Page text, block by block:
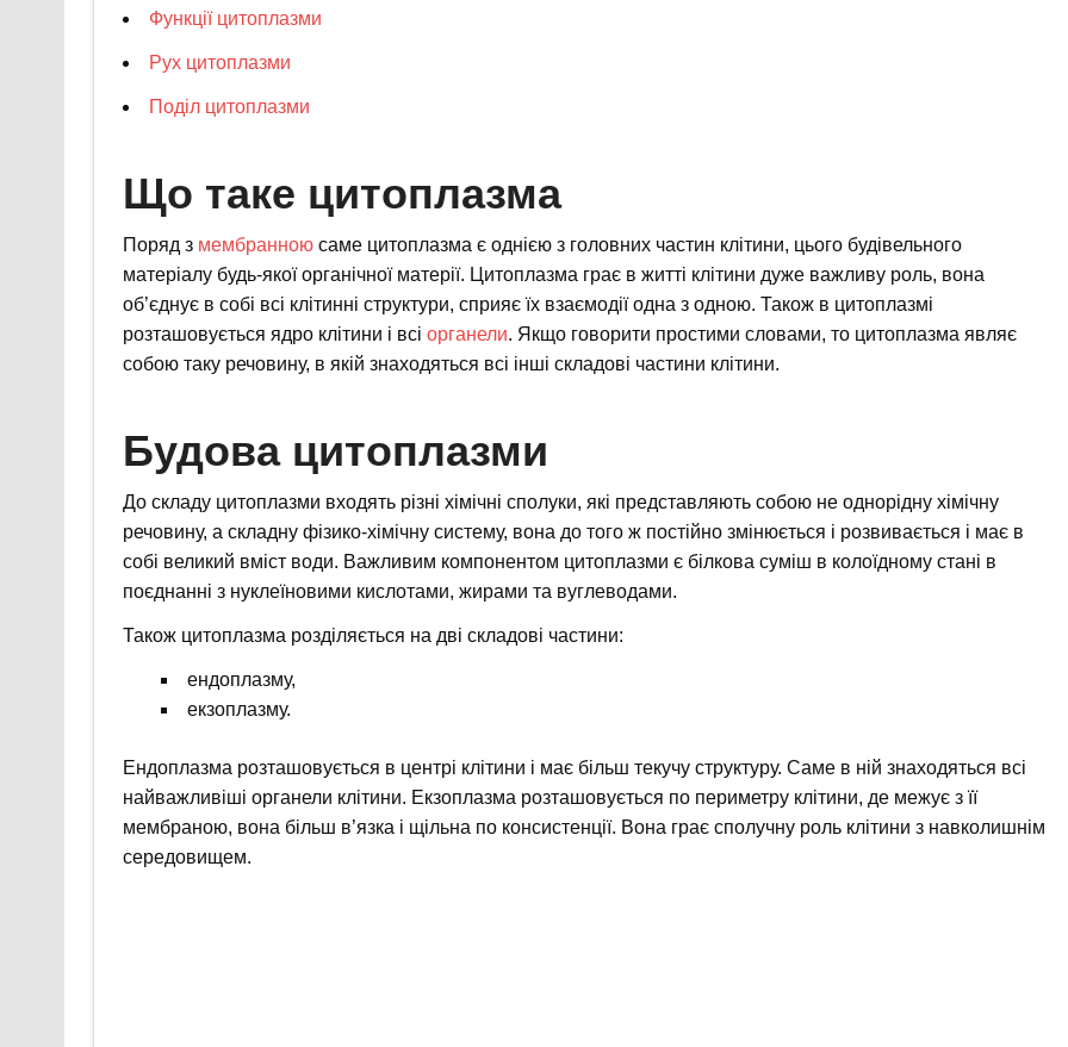
Функції цитоплазми
Рух цитоплазми
Поділ цитоплазми
Що таке цитоплазма
Поряд з мембранноюсаме цитоплазма є однією з головних частин клітини, цього будівельного
матеріалу будь-якої органічної матерії. Цитоплазма грає в житті клітини дуже важливу роль, вона
об’єднує в собі всі клітинні структури, сприяє їх взаємодії одна з одною. Також в цитоплазмі
розташовується ядро клітини і всі органели. Якщо говорити простими словами, то цитоплазма являє
собою таку речовину, в якій знаходяться всі інші складові частини клітини.
Будова цитоплазми
До складу цитоплазми входять різні хімічні сполуки, які представляють собою не однорідну хімічну
речовину, а складну фізико-хімічну систему, вона до того ж постійно змінюється і розвивається і має в
собі великий вміст води. Важливим компонентом цитоплазми є білкова суміш в колоїдному стані в
поєднанні з нуклеїновими кислотами, жирами та вуглеводами.
Також цитоплазма розділяється на дві складові частини:
ендоплазму,
екзоплазму.
Ендоплазма розташовується в центрі клітини і має більш текучу структуру. Саме в ній знаходяться всі
найважливіші органели клітини. Екзоплазма розташовується по периметру клітини, де межує з її
мембраною, вона більш в’язка і щільна по консистенції. Вона грає сполучну роль клітини з навколишнім
середовищем.